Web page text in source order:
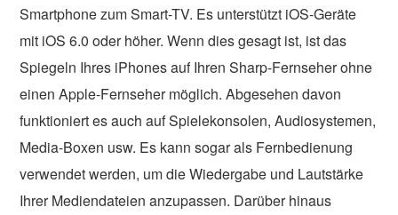
Smartphone zum Smart-TV. Es unterstützt iOS-Geräte
mit iOS 6.0 oder höher. Wenn dies gesagt ist, ist das
Spiegeln Ihres iPhones auf Ihren Sharp-Fernseher ohne
einen Apple-Fernseher möglich. Abgesehen davon
funktioniert es auch auf Spielekonsolen, Audiosystemen,
Media-Boxen usw. Es kann sogar als Fernbedienung
verwendet werden, um die Wiedergabe und Lautstärke
Ihrer Mediendateien anzupassen. Darüber hinaus